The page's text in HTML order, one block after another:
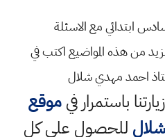
ابتدائي مع الاسئلة
من هذه المواضيع اكتب في
احمد مهدي شلال
باستمرار فيموقع
للحصول على كل